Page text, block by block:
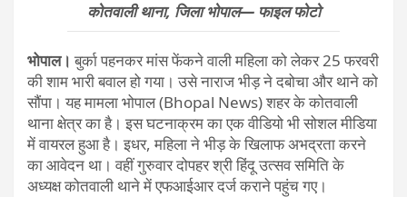
कोतवाली थाना, जिला भोपाल— फाइल फोटो
भोपाल। बुर्का पहनकर मांस फेंकने वाली महिला को लेकर 25 फरवरी
की शाम भारी बवाल हो गया। उसे नाराज भीड़ ने दबोचा और थाने को
सौंपा। यह मामला भोपाल (Bhopal News) शहर के कोतवाली
थाना क्षेत्र का है। इस घटनाक्रम का एक वीडियो भी सोशल मीडिया
में वायरल हुआ है। इधर, महिला ने भीड़ के खिलाफ अभद्रता करने
का आवेदन था। वहीं गुरुवार दोपहर श्री हिंदू उत्सव समिति के
अध्यक्ष कोतवाली थाने में एफआईआर दर्ज कराने पहुंच गए।